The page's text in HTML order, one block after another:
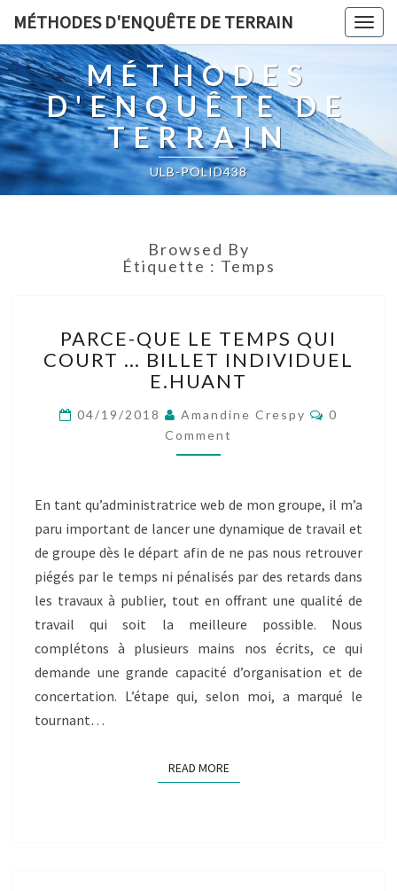
MÉTHODES D'ENQUÊTE DE TERRAIN
MÉTHODES
D'ENQUÊTE DE
TERRAIN
ULB-POLID438
Browsed By
Étiquette : Temps
QUE
LE
TEMPS
COURT
…
BILLET
PARCE-QUE LE TEMPS QUI
COURT … BILLET INDIVIDUEL
E.HUANT
04/19/2018 Amandine Crespy
0
Comment
En tant qu’administratrice web de mon groupe, il m’a
paru important de lancer une dynamique de travail et
de groupe dès le départ afin de ne pas nous retrouver
piégés par le temps ni pénalisés par des retards dans
les travaux à publier, tout en offrant une qualité de
travail qui soit la meilleure possible. Nous
complétons à plusieurs mains nos écrits, ce qui
demande une grande capacité d’organisation et de
concertation. L’étape qui, selon moi, a marqué le
tournant…
READ MOREREAD MORE